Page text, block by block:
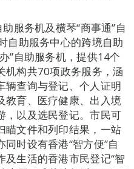
服务机及横琴“商事通”自
自助服务中心的跨境自助
”自助服务机，提供14个
机构共70项政务服务，涵
辆查询与登记、个人证明
教育、医疗健康、出入境
，以及选民登记。市民可
瞄文件和列印结果，一站
时设有香港“智方便”自
生活的香港市民登记“智